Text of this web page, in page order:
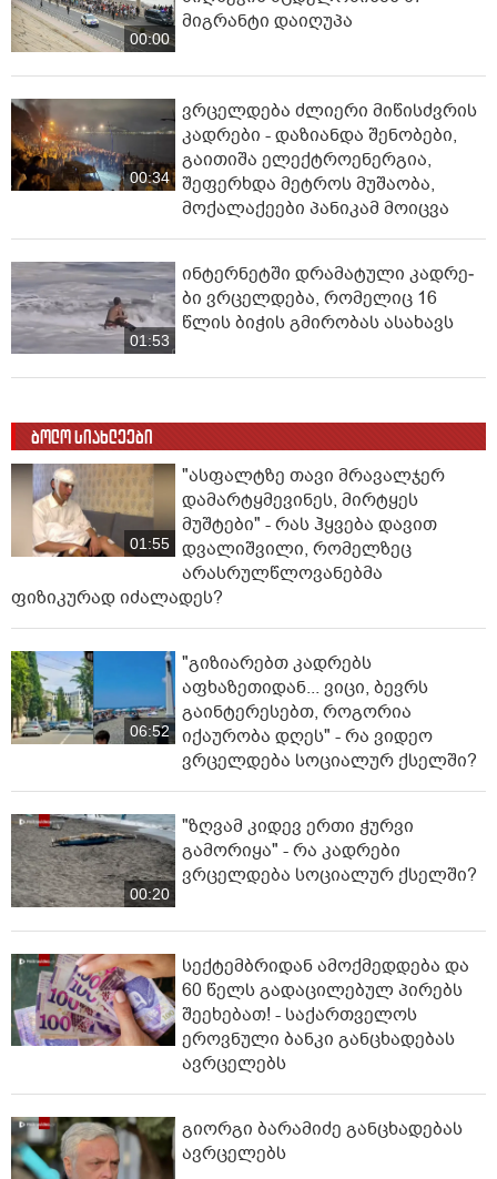
00:00
მიგრანტი დაიღუპა
00:34
ვრცელდება ძლიერი მიწისძვრის
კადრები - დაზიანდა შენობები,
გაითიშა ელექტროენერგია,
შეფერხდა მეტროს მუშაობა,
მოქალაქეები პანიკამ მოიცვა
01:53
ინ­ტერ­ნეტ­ში დრა­მა­ტუ­ლი კად­რე­
ბი ვრცელდება, რომელიც 16
წლის ბიჭის გმირობას ასახავს
ბოლო სიახლეები
01:55
"ასფალტზე თავი მრავალჯერ
დამარტყმევინეს, მირტყეს
მუშტები" - რას ჰყვება დავით
დვალიშვილი, რომელზეც
არასრულწლოვანებმა
ფიზიკურად იძალადეს?
06:52
"გიზიარებთ კადრებს
აფხაზეთიდან... ვიცი, ბევრს
გაინტერესებთ, როგორია
იქაურობა დღეს" - რა ვიდეო
ვრცელდება სოციალურ ქსელში?
00:20
"ზღვამ კიდევ ერთი ჭურვი
გამორიყა" - რა კადრები
ვრცელდება სოციალურ ქსელში?
სექტემბრიდან ამოქმედდება და
60 წელს გადაცილებულ პირებს
შეეხებათ! - საქართველოს
ეროვნული ბანკი განცხადებას
ავრცელებს
გიორგი ბარამიძე განცხადებას
ავრცელებს